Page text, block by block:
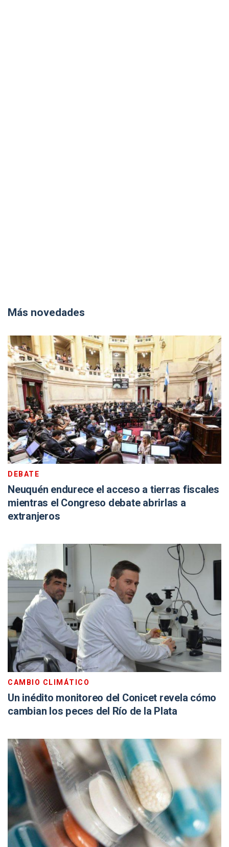
Más novedades
DEBATE
Neuquén endurece el acceso a tierras fiscales
mientras el Congreso debate abrirlas a
extranjeros
CAMBIO CLIMÁTICO
Un inédito monitoreo del Conicet revela cómo
cambian los peces del Río de la Plata